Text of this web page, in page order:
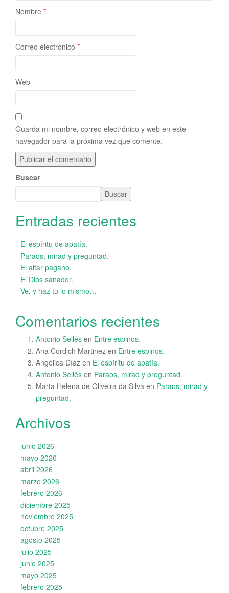
Nombre *
Correo electrónico *
Web
Guarda mi nombre, correo electrónico y web en este
navegador para la próxima vez que comente.
Buscar
Buscar
Entradas recientes
El espíritu de apatía.
Paraos, mirad y preguntad.
El altar pagano.
El Dios sanador.
Ve, y haz tu lo mismo…
Comentarios recientes
Antonio Sellés en Entre espinos.
Ana Cordich Martinez en Entre espinos.
Angélica Díaz en El espíritu de apatía.
Antonio Sellés en Paraos, mirad y preguntad.
Marta Helena de Oliveira da Silva en Paraos, mirad y
preguntad.
Archivos
junio 2026
mayo 2026
abril 2026
marzo 2026
febrero 2026
diciembre 2025
noviembre 2025
octubre 2025
agosto 2025
julio 2025
junio 2025
mayo 2025
febrero 2025